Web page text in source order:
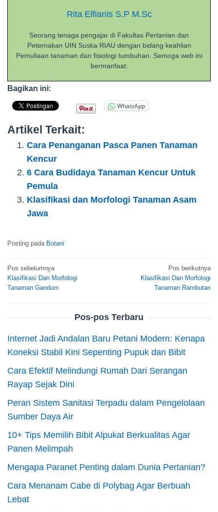
Rita Elfianis S.P M.Sc
Seorang tenaga pengajar di Fakultas Pertanian dan
Peternakan UIN Suska RIAU dengan bidang keahlian
Pemuliaan tanaman dan fisiologi tumbuhan. Semoga web ini
bermanfaat.
Bagikan ini:
WhatsApp
Artikel Terkait:
Cara Penanganan Pasca Panen Tanaman
Kencur
6 Cara Budidaya Tanaman Kencur Untuk
Pemula
Klasifikasi dan Morfologi Tanaman Asam
Jawa
Posting pada Botani
Navigasi
pos
Pos sebelumnya
Klasifikasi Dan Morfologi
Tanaman Gandum
Pos berikutnya
Klasifikasi Dan Morfologi
Tanaman Rambutan
Pos-pos Terbaru
Internet Jadi Andalan Baru Petani Modern: Kenapa
Koneksi Stabil Kini Sepenting Pupuk dan Bibit
Cara Efektif Melindungi Rumah Dari Serangan
Rayap Sejak Dini
Peran Sistem Sanitasi Terpadu dalam Pengelolaan
Sumber Daya Air
10+ Tips Memilih Bibit Alpukat Berkualitas Agar
Panen Melimpah
Mengapa Paranet Penting dalam Dunia Pertanian?
Cara Menanam Cabe di Polybag Agar Berbuah
Lebat